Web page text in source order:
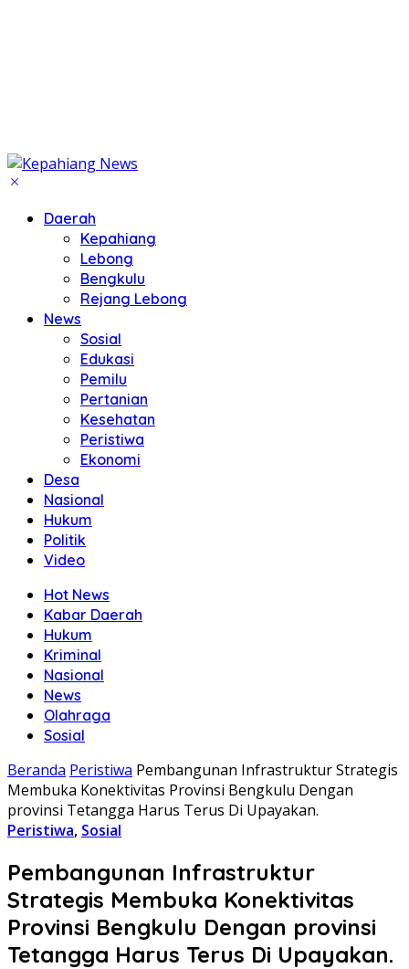
Daerah
Kepahiang
Lebong
Bengkulu
Rejang Lebong
News
Sosial
Edukasi
Pemilu
Pertanian
Kesehatan
Peristiwa
Ekonomi
Desa
Nasional
Hukum
Politik
Video
Hot News
Kabar Daerah
Hukum
Kriminal
Nasional
News
Olahraga
Sosial
Beranda Peristiwa Pembangunan Infrastruktur Strategis
Membuka Konektivitas Provinsi Bengkulu Dengan
provinsi Tetangga Harus Terus Di Upayakan.
Peristiwa, Sosial
Pembangunan Infrastruktur
Strategis Membuka Konektivitas
Provinsi Bengkulu Dengan provinsi
Tetangga Harus Terus Di Upayakan.